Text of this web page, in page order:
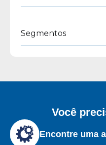
Segmentos
Você
Encontre uma